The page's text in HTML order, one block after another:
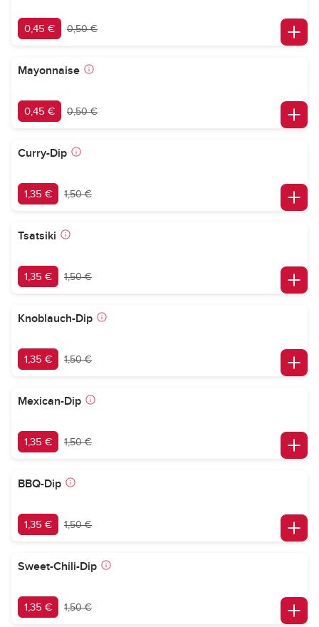
0,45 € 0,50 €
Mayonnaise
0,45 € 0,50 €
Curry-Dip
1,35 € 1,50 €
Tsatsiki
1,35 € 1,50 €
Knoblauch-Dip
1,35 € 1,50 €
Mexican-Dip
1,35 € 1,50 €
BBQ-Dip
1,35 € 1,50 €
Sweet-Chili-Dip
1,35 € 1,50 €